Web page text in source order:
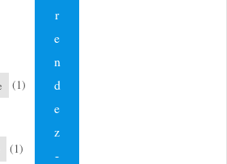
(1)
(1)
r
e
n
d
e
z
-